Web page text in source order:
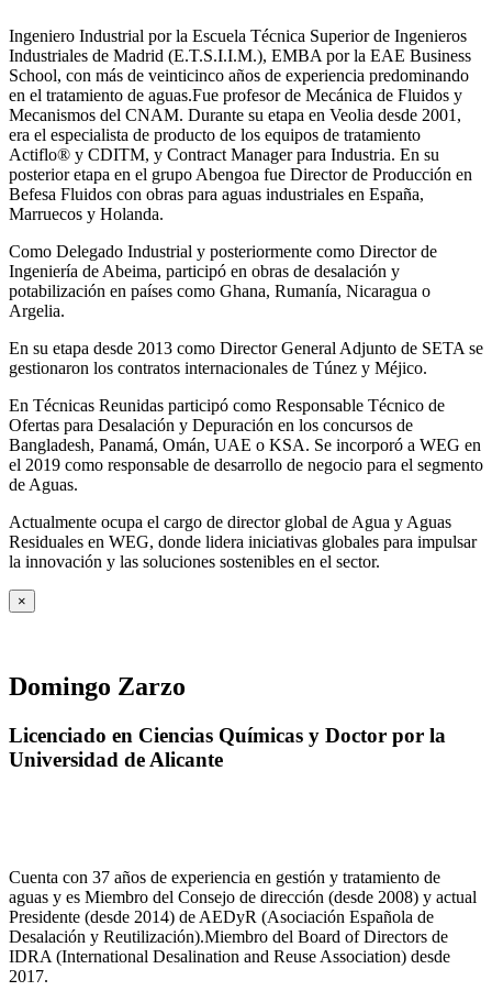
Ingeniero Industrial por la Escuela Técnica Superior de Ingenieros
Industriales de Madrid (E.T.S.I.I.M.), EMBA por la EAE Business
School, con más de veinticinco años de experiencia predominando
en el tratamiento de aguas.Fue profesor de Mecánica de Fluidos y
Mecanismos del CNAM. Durante su etapa en Veolia desde 2001,
era el especialista de producto de los equipos de tratamiento
Actiflo® y CDITM, y Contract Manager para Industria. En su
posterior etapa en el grupo Abengoa fue Director de Producción en
Befesa Fluidos con obras para aguas industriales en España,
Marruecos y Holanda.
Como Delegado Industrial y posteriormente como Director de
Ingeniería de Abeima, participó en obras de desalación y
potabilización en países como Ghana, Rumanía, Nicaragua o
Argelia.
En su etapa desde 2013 como Director General Adjunto de SETA se
gestionaron los contratos internacionales de Túnez y Méjico.
En Técnicas Reunidas participó como Responsable Técnico de
Ofertas para Desalación y Depuración en los concursos de
Bangladesh, Panamá, Omán, UAE o KSA. Se incorporó a WEG en
el 2019 como responsable de desarrollo de negocio para el segmento
de Aguas.
Actualmente ocupa el cargo de director global de Agua y Aguas
Residuales en WEG, donde lidera iniciativas globales para impulsar
la innovación y las soluciones sostenibles en el sector.
×
Domingo Zarzo
Licenciado en Ciencias Químicas y Doctor por la
Universidad de Alicante
Cuenta con 37 años de experiencia en gestión y tratamiento de
aguas y es Miembro del Consejo de dirección (desde 2008) y actual
Presidente (desde 2014) de AEDyR (Asociación Española de
Desalación y Reutilización).Miembro del Board of Directors de
IDRA (International Desalination and Reuse Association) desde
2017.